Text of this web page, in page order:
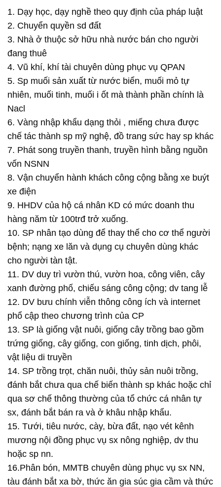
1. Dạy học, dạy nghề theo quy định của pháp luật
2. Chuyển quyền sd đất
3. Nhà ở thuộc sở hữu nhà nước bán cho người
đang thuê
4. Vũ khí, khí tài chuyên dùng phục vụ QPAN
5. Sp muối sản xuất từ nước biển, muối mỏ tự
nhiên, muối tinh, muối i ốt mà thành phần chính là
Nacl
6. Vàng nhập khẩu dạng thỏi , miếng chưa được
chế tác thành sp mỹ nghệ, đồ trang sức hay sp khác
7. Phát song truyền thanh, truyền hình bằng nguồn
vốn NSNN
8. Vận chuyển hành khách công cộng bằng xe buýt
xe điện
9. HHDV của hộ cá nhân KD có mức doanh thu
hàng năm từ 100trđ trở xuống.
10. SP nhân tạo dùng để thay thế cho cơ thể người
bệnh; nạng xe lăn và dụng cụ chuyên dùng khác
cho người tàn tật.
11. DV duy trì vườn thú, vườn hoa, công viên, cây
xanh đường phố, chiếu sáng công cộng; dv tang lễ
12. DV bưu chính viễn thông công ích và internet
phổ cập theo chương trình của CP
13. SP là giống vật nuôi, giống cây trồng bao gồm
trứng giống, cây giống, con giống, tinh dịch, phôi,
vật liệu di truyền
14. SP trồng trọt, chăn nuôi, thủy sản nuôi trồng,
đánh bắt chưa qua chế biến thành sp khác hoặc chỉ
qua sơ chế thông thường của tổ chức cá nhân tự
sx, đánh bắt bán ra và ở khâu nhập khẩu.
15. Tưới, tiêu nước, cày, bừa đất, nạo vét kênh
mương nội đồng phục vụ sx nông nghiệp, dv thu
hoặc sp nn.
16.Phân bón, MMTB chuyên dùng phục vụ sx NN,
tàu đánh bắt xa bờ, thức ăn gia súc gia cầm và thức